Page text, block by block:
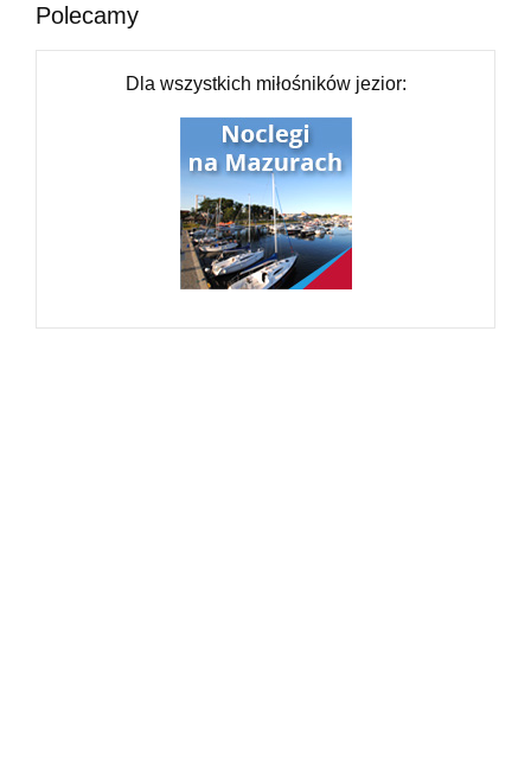
Polecamy
Dla wszystkich miłośników jezior: